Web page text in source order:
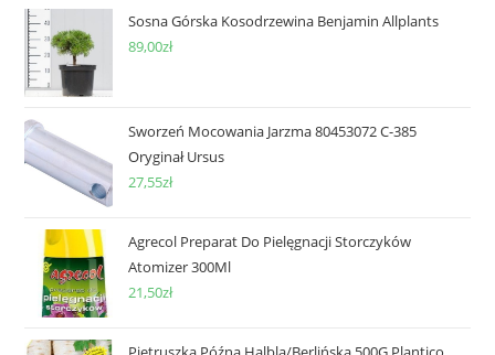
Sosna Górska Kosodrzewina Benjamin Allplants
89,00zł
Sworzeń Mocowania Jarzma 80453072 C-385
Oryginał Ursus
27,55zł
Agrecol Preparat Do Pielęgnacji Storczyków
Atomizer 300Ml
21,50zł